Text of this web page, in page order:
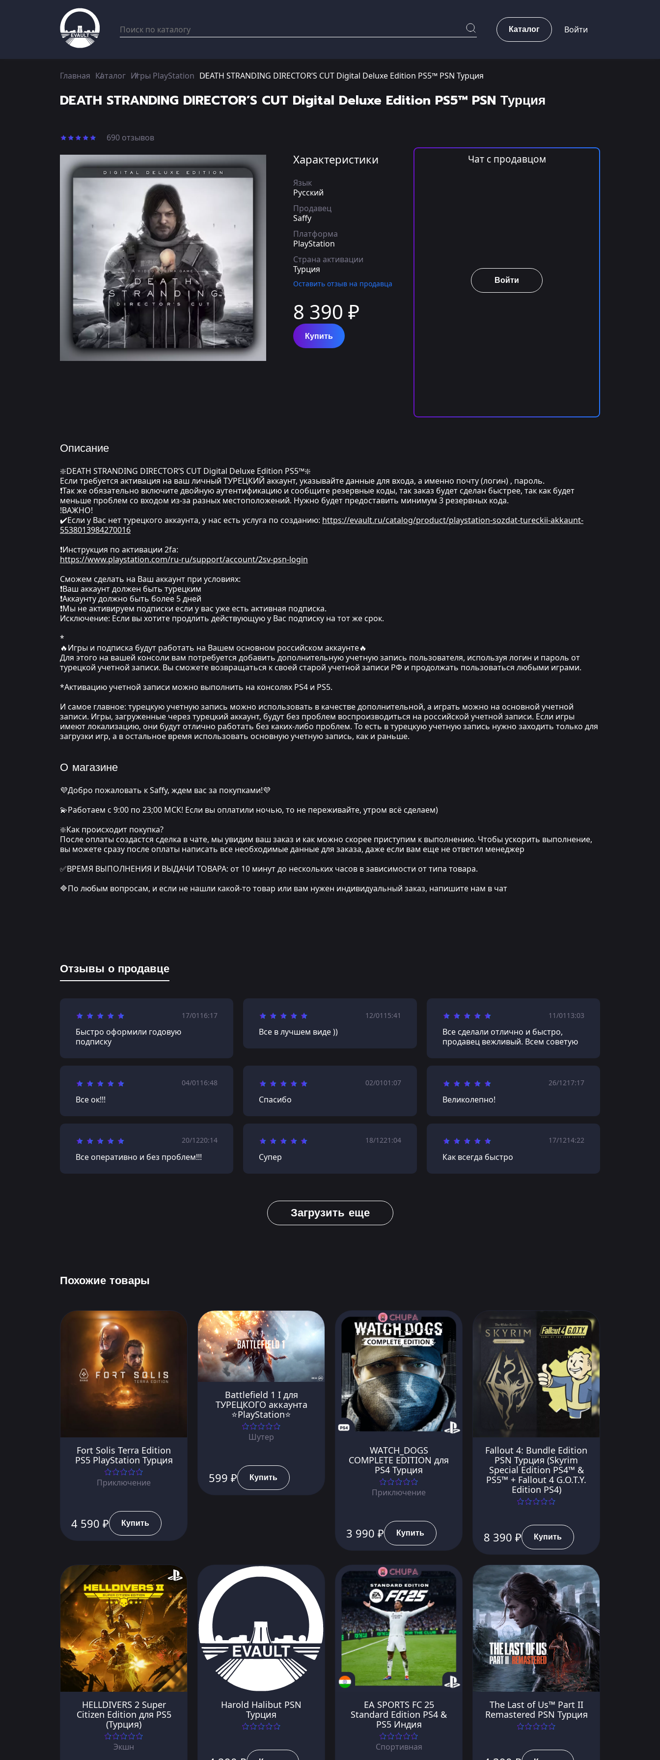
Каталог Войти
Главная Каталог Игры PlayStation DEATH STRANDING DIRECTOR’S CUT Digital Deluxe Edition PS5™ PSN Турция
DEATH STRANDING DIRECTOR’S CUT Digital Deluxe Edition PS5™ PSN Турция
690 отзывов
Характеристики
Язык
Русский
Продавец
Saffy
Платформа
PlayStation
Страна активации
Турция
Оставить отзыв на продавца
8 390 ₽
Купить
Чат с продавцом
Войти
Описание
❇️DEATH STRANDING DIRECTOR’S CUT Digital Deluxe Edition PS5™❇️
Если требуется активация на ваш личный ТУРЕЦКИЙ аккаунт, указывайте данные для входа, а именно почту (логин) , пароль.
❗Так же обязательно включите двойную аутентификацию и сообщите резервные коды, так заказ будет сделан быстрее, так как будет
меньше проблем со входом из-за разных местоположений. Нужно будет предоставить минимум 3 резервных кода.
!ВАЖНО!
✔️Если у Вас нет турецкого аккаунта, у нас есть услуга по созданию: https://evault.ru/catalog/product/playstation-sozdat-tureckii-akkaunt-
5538013984270016
❗Инструкция по активации 2fa:
https://www.playstation.com/ru-ru/support/account/2sv-psn-login
Сможем сделать на Ваш аккаунт при условиях:
❗Ваш аккаунт должен быть турецким
❗Аккаунту должно быть более 5 дней
❗Мы не активируем подписки если у вас уже есть активная подписка.
Исключение: Если вы хотите продлить действующую у Вас подписку на тот же срок.
*
🔥Игры и подписка будут работать на Вашем основном российском аккаунте🔥
Для этого на вашей консоли вам потребуется добавить дополнительную учетную запись пользователя, используя логин и пароль от
турецкой учетной записи. Вы сможете возвращаться к своей старой учетной записи РФ и продолжать пользоваться любыми играми.
*Активацию учетной записи можно выполнить на консолях PS4 и PS5.
И самое главное: турецкую учетную запись можно использовать в качестве дополнительной, а играть можно на основной учетной
записи. Игры, загруженные через турецкий аккаунт, будут без проблем воспроизводиться на российской учетной записи. Если игры
имеют локализацию, они будут отлично работать без каких-либо проблем. То есть в турецкую учетную запись нужно заходить только для
загрузки игр, а в остальное время использовать основную учетную запись, как и раньше.
О магазине
💜Добро пожаловать к Saffy, ждем вас за покупками!💜
💫Работаем с 9:00 по 23;00 МСК! Если вы оплатили ночью, то не переживайте, утром всё сделаем)
❇️Как происходит покупка?
После оплаты создастся сделка в чате, мы увидим ваш заказ и как можно скорее приступим к выполнению. Чтобы ускорить выполнение,
вы можете сразу после оплаты написать все необходимые данные для заказа, даже если вам еще не ответил менеджер
✅ВРЕМЯ ВЫПОЛНЕНИЯ И ВЫДАЧИ ТОВАРА: от 10 минут до нескольких часов в зависимости от типа товара.
🔷По любым вопросам, и если не нашли какой-то товар или вам нужен индивидуальный заказ, напишите нам в чат
Отзывы о продавце
17/01 16:17
Быстро оформили годовую
подписку
12/01 15:41
Все в лучшем виде ))
11/01 13:03
Все сделали отлично и быстро,
продавец вежливый. Всем советую
04/01 16:48
Все ок!!!
02/0101:07
Спасибо
26/1217:17
Великолепно!
20/1220:14
Все оперативно и без проблем!!!
18/1221:04
Супер
17/1214:22
Как всегда быстро
Загрузить еще
Похожие товары
Fort Solis Terra Edition
PS5 PlayStation Турция
Приключение
4 590 ₽ Купить
Battlefield 1 I для
ТУРЕЦКОГО аккаунта
⭐PlayStation⭐
Шутер
599 ₽ Купить
WATCH_DOGS
COMPLETE EDITION для
PS4 Турция
Приключение
3 990 ₽ Купить
Fallout 4: Bundle Edition
PSN Турция (Skyrim
Special Edition PS4™ &
PS5™ + Fallout 4 G.O.T.Y.
Edition PS4)
8 390 ₽ Купить
HELLDIVERS 2 Super
Citizen Edition для PS5
(Турция)
Экшн
Harold Halibut PSN
Турция
EA SPORTS FC 25
Standard Edition PS4 &
PS5 Индия
Спортивная
The Last of Us™ Part II
Remastered PSN Турция